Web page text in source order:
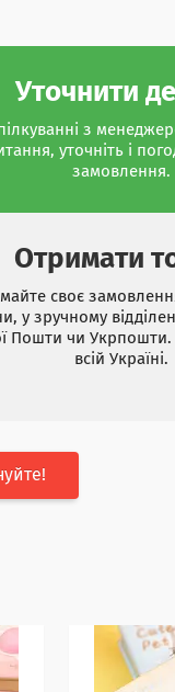
Уточнити
з
уточніть і
замовлення.
Отримати
своє
у зручному
Пошти чи
всій Україні.